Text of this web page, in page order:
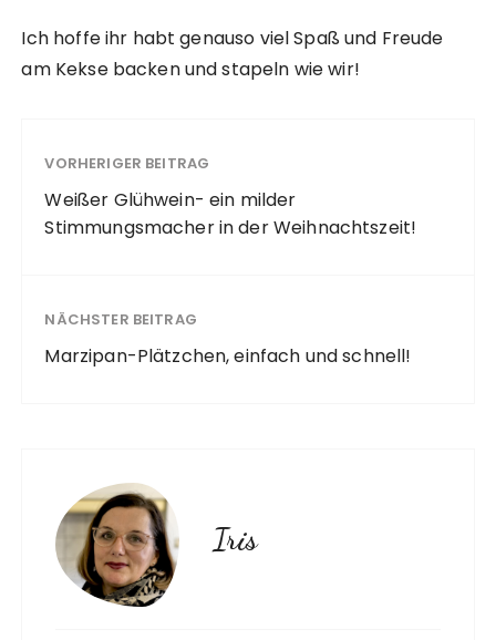
Ich hoffe ihr habt genauso viel Spaß und Freude
am Kekse backen und stapeln wie wir!
VORHERIGER BEITRAG
Weißer Glühwein- ein milder
Stimmungsmacher in der Weihnachtszeit!
NÄCHSTER BEITRAG
Marzipan-Plätzchen, einfach und schnell!
Iris